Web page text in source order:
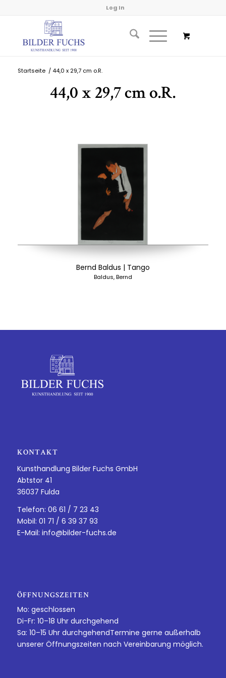
Log In
Startseite / 44,0 x 29,7 cm o.R.
44,0 x 29,7 cm o.R.
Bernd Baldus | Tango
Baldus, Bernd
KONTAKT
Kunsthandlung Bilder Fuchs GmbH
Abtstor 41
36037 Fulda
Telefon: 06 61 / 7 23 43
Mobil: 01 71 / 6 39 37 93
E-Mail: info@bilder-fuchs.de
ÖFFNUNGSZEITEN
Mo: geschlossen
Di-Fr: 10–18 Uhr durchgehend
Sa: 10–15 Uhr durchgehendTermine gerne außerhalb
unserer Öffnungszeiten nach Vereinbarung möglich.